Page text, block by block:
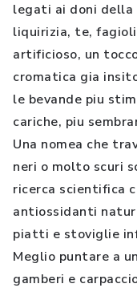
legati ai doni della
liquirizia, te,
artificioso, un
cromatica gia
le bevande piu
cariche, piu
Una nomea che
neri o molto scuri
ricerca scientifica
antiossidanti
piatti e stoviglie
Meglio puntare a
gamberi e